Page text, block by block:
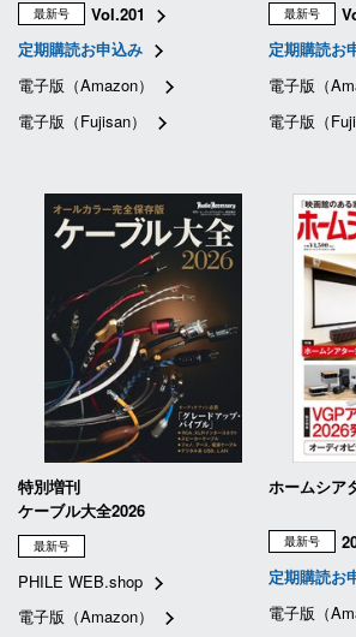
最新号
Vol.201
定期購読お申込み
電子版（Amazon）
電子版（Fujisan）
最新号
定期購読お
電子版（
電子版（
特別増刊
ケーブル大全2026
最新号
PHILE WEB.shop
電子版（Amazon）
ホームシア
最新号
定期購読お
電子版（